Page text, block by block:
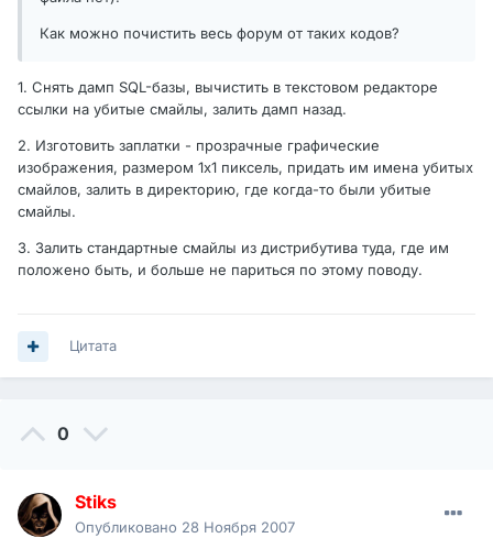
Как можно почистить весь форум от таких кодов?
1. Снять дамп SQL-базы, вычистить в текстовом редакторе
ссылки на убитые смайлы, залить дамп назад.
2. Изготовить заплатки - прозрачные графические
изображения, размером 1х1 пиксель, придать им имена убитых
смайлов, залить в директорию, где когда-то были убитые
смайлы.
3. Залить стандартные смайлы из дистрибутива туда, где им
положено быть, и больше не париться по этому поводу.
Цитата
0
Stiks
Опубликовано 28 Ноября 2007